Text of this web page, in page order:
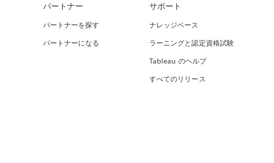
パートナー
パートナーを探す
パートナーになる
サポート
ナレッジベース
ラーニングと認定資格試験
Tableau のヘルプ
すべてのリリース